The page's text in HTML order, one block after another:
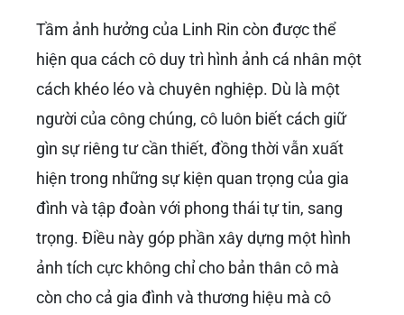
Tầm ảnh hưởng của Linh Rin còn được thể
hiện qua cách cô duy trì hình ảnh cá nhân một
cách khéo léo và chuyên nghiệp. Dù là một
người của công chúng, cô luôn biết cách giữ
gìn sự riêng tư cần thiết, đồng thời vẫn xuất
hiện trong những sự kiện quan trọng của gia
đình và tập đoàn với phong thái tự tin, sang
trọng. Điều này góp phần xây dựng một hình
ảnh tích cực không chỉ cho bản thân cô mà
còn cho cả gia đình và thương hiệu mà cô